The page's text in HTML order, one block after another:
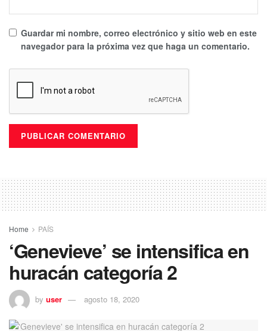
Guardar mi nombre, correo electrónico y sitio web en este
navegador para la próxima vez que haga un comentario.
Home PAÍS
‘Genevieve’ se intensifica en
huracán categoría 2
by user agosto 18, 2020